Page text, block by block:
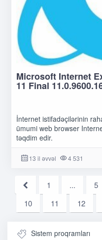
Microsoft Internet
11 Final
İnternet istifadəçilərinin
ümumi web browser
təqdim edir.
13 il əvvəl 4 531
1 ... 5
10
11 12
Sistem proqramları